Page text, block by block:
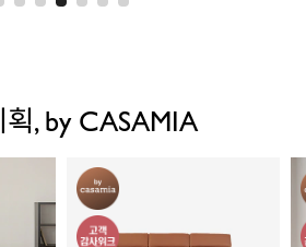
, by CASAMIA